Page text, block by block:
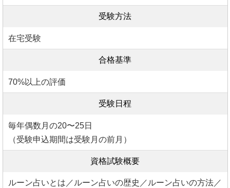
受験方法
在宅受験
合格基準
70%以上の評価
受験日程
毎年偶数月の20〜25日
（受験申込期間は受験月の前月）
資格試験概要
ルーン占いとは／ルーン占いの歴史／ルーン占いの方法／